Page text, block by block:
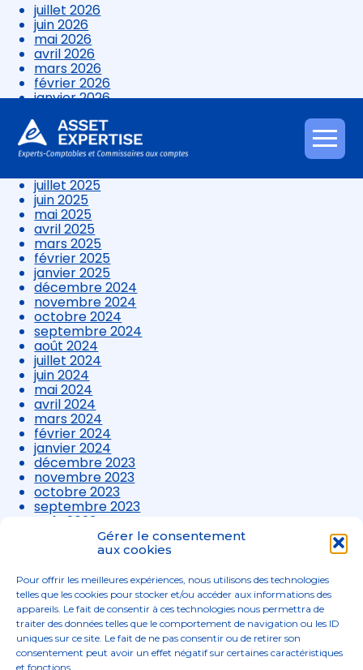
Gérer le consentement
aux cookies
Pour offrir les meilleures expériences, nous utilisons des technologies
telles que les cookies pour stocker et/ou accéder aux informations des
appareils. Le fait de consentir à ces technologies nous permettra de
traiter des données telles que le comportement de navigation ou les ID
uniques sur ce site. Le fait de ne pas consentir ou de retirer son
consentement peut avoir un effet négatif sur certaines caractéristiques
et fonctions.
Aller
au
juillet 2026
juin 2026
mai 2026
avril 2026
mars 2026
février 2026
janvier 2026
novembre 2025
octobre 2025
septembre 2025
juillet 2025
juin 2025
mai 2025
avril 2025
mars 2025
février 2025
janvier 2025
décembre 2024
novembre 2024
octobre 2024
septembre 2024
août 2024
juillet 2024
juin 2024
mai 2024
avril 2024
mars 2024
février 2024
janvier 2024
décembre 2023
novembre 2023
octobre 2023
septembre 2023
août 2023
juillet 2023
avril 2023
mars 2023